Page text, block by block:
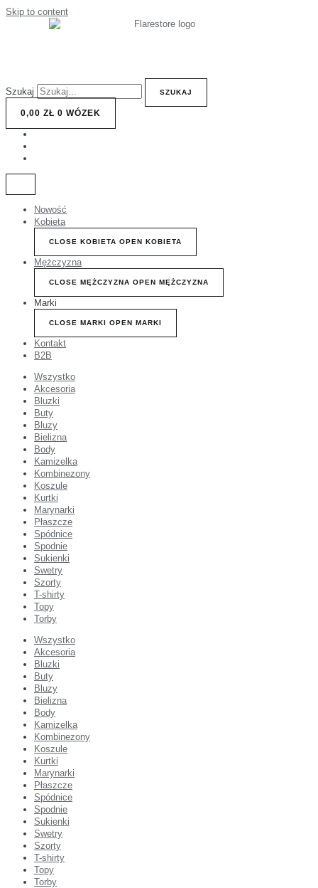
Skip to content
Szukaj SZUKAJ
0,00 ZŁ 0 WÓZEK
Nowość
Kobieta
CLOSE KOBIETA OPEN KOBIETA
Mężczyzna
CLOSE MĘŻCZYZNA OPEN MĘŻCZYZNA
Marki
CLOSE MARKI OPEN MARKI
Kontakt
B2B
Wszystko
Akcesoria
Bluzki
Buty
Bluzy
Bielizna
Body
Kamizelka
Kombinezony
Koszule
Kurtki
Marynarki
Płaszcze
Spódnice
Spodnie
Sukienki
Swetry
Szorty
T-shirty
Topy
Torby
Wszystko
Akcesoria
Bluzki
Buty
Bluzy
Bielizna
Body
Kamizelka
Kombinezony
Koszule
Kurtki
Marynarki
Płaszcze
Spódnice
Spodnie
Sukienki
Swetry
Szorty
T-shirty
Topy
Torby